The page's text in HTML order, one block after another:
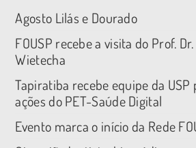
Agosto Lilás e Dourado
FOUSP recebe a visita do Prof.
Wietecha
Tapiratiba recebe equipe da
ações do PET-Saúde Digital
Evento marca o início da Rede